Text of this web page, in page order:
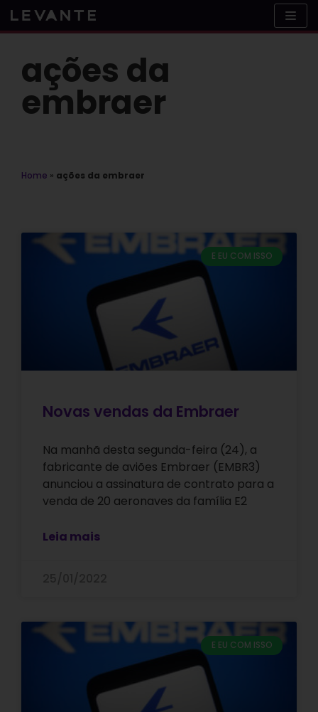
Skip
to
ações da
embraer
Home » ações da embraer
E EU COM ISSO
Novas vendas da Embraer
Na manhã desta segunda-feira (24), a
fabricante de aviões Embraer (EMBR3)
anunciou a assinatura de contrato para a
venda de 20 aeronaves da família E2
Leia mais
E EU COM ISSO